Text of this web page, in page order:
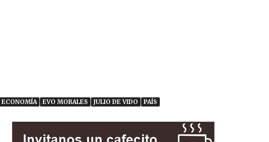
ECONOMÍA EVO MORALES JULIO DE VIDO PAÍS